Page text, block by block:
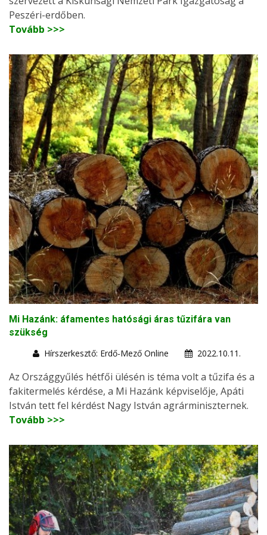
Peszéri-erdőben.
Tovább >>>
Mi Hazánk: áfamentes hatósági áras tűzifára van
szükség
Hírszerkesztő: Erdő-Mező Online
2022.10.11.
Az Országgyűlés hétfői ülésén is téma volt a tűzifa és a
fakitermelés kérdése, a Mi Hazánk képviselője, Apáti
István tett fel kérdést Nagy István agrárminiszternek.
Tovább >>>